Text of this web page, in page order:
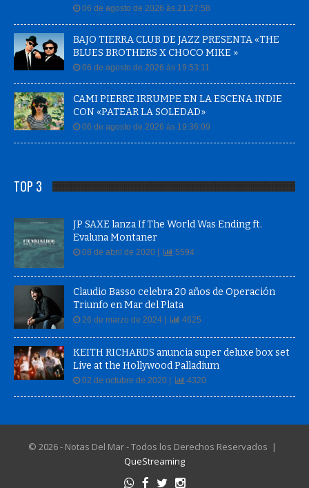
06 de agosto de 2026 às 21:27:58
BAJO TIERRA CLUB DE JAZZ PRESENTA «THE
BLUES BROTHERS X CHOCO MIKE »
06 de agosto de 2026 às 19:53:11
CAMI PIERRE IRRUMPE EN LA ESCENA INDIE
CON «PATEAR LA SOLEDAD»
06 de agosto de 2026 às 19:36:09
TOP 3
JP SAXE lanza If The World Was Ending ft.
Evaluna Montaner
08 de abril de 2020 | 5594
Claudio Basso celebra 20 años de Operación
Triunfo en Mar del Plata
26 de marzo de 2024 | 4625
KEITH RICHARDS anuncia super deluxe box set
Live at the Hollywood Palladium
02 de octubre de 2020 | 4320
© 2026 - Notas Del Mar - Todos los Derechos Reservados |
QueStreaming